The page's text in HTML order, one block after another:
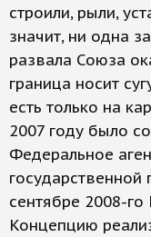
строили, рыли,
значит, ни одна
развала Союза
граница носит
есть только на
2007 году было
Федеральное
сентябре 2008-
Концепцию